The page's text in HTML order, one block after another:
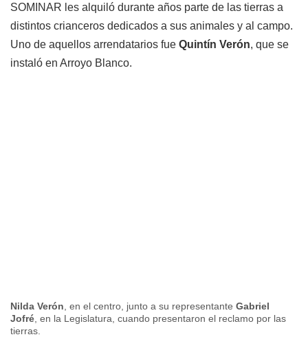
SOMINAR les alquiló durante años parte de las tierras a
distintos crianceros dedicados a sus animales y al campo.
Uno de aquellos arrendatarios fue Quintín Verón, que se
instaló en Arroyo Blanco.
Nilda Verón , en el centro, junto a su representante Gabriel
Jofré , en la Legislatura, cuando presentaron el reclamo por las
tierras.